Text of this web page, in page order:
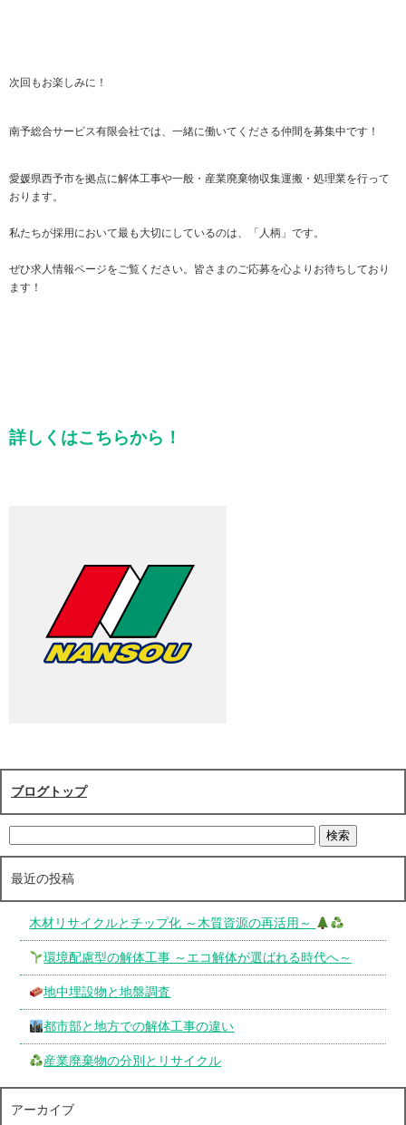
次回もお楽しみに！
南予総合サービス有限会社では、一緒に働いてくださる仲間を募集中です！
愛媛県西予市を拠点に解体工事や一般・産業廃棄物収集運搬・処理業を行って
おります。
私たちが採用において最も大切にしているのは、「人柄」です。
ぜひ求人情報ページをご覧ください。皆さまのご応募を心よりお待ちしており
ます！
詳しくはこちらから！
ブログトップ
最近の投稿
木材リサイクルとチップ化 ～木質資源の再活用～
環境配慮型の解体工事 ～エコ解体が選ばれる時代へ～
地中埋設物と地盤調査
都市部と地方での解体工事の違い
産業廃棄物の分別とリサイクル
アーカイブ